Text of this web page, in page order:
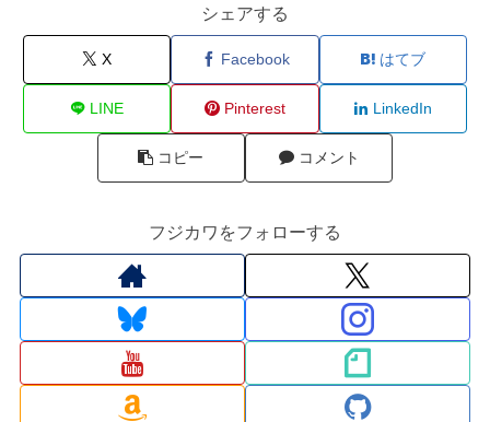
シェアする
X Facebook はてブ
LINE Pinterest LinkedIn
コピー コメント
フジカワをフォローする